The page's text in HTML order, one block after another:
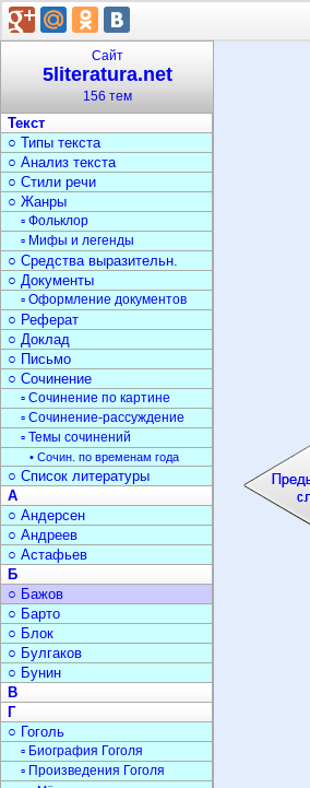
Сайт
5literatura.net
156 тем
Поэзия
○ Поэты
○ Стихи
▫ Стихи о природе
▫ Стихи о войне
Текст
○ Типы текста
○ Анализ текста
○ Стили речи
○ Жанры
▫ Фольклор
▫ Мифы и легенды
○ Средства выразительн.
○ Документы
▫ Оформление документов
○ Реферат
○ Доклад
○ Письмо
○ Сочинение
▫ Сочинение по картине
▫ Сочинение-рассуждение
▫ Темы сочинений
• Сочин. по временам года
○ Список литературы
А
○ Андерсен
○ Андреев
○ Астафьев
Б
○ Бажов
○ Барто
○ Блок
○ Булгаков
○ Бунин
В
Г
○ Гоголь
▫ Биография Гоголя
▫ Произведения Гоголя